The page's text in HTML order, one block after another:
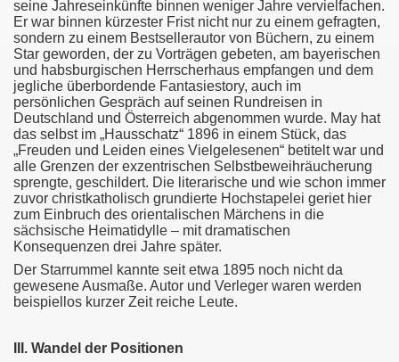
seine Jahreseinkünfte binnen weniger Jahre vervielfachen.
Er war binnen kürzester Frist nicht nur zu einem gefragten,
sondern zu einem Bestsellerautor von Büchern, zu einem
Star geworden, der zu Vorträgen gebeten, am bayerischen
und habsburgischen Herrscherhaus empfangen und dem
jegliche überbordende Fantasiestory, auch im
persönlichen Gespräch auf seinen Rundreisen in
Deutschland und Österreich abgenommen wurde. May hat
das selbst im „Hausschatz“ 1896 in einem Stück, das
„Freuden und Leiden eines Vielgelesenen“ betitelt war und
alle Grenzen der exzentrischen Selbstbeweihräucherung
sprengte, geschildert. Die literarische und wie schon immer
zuvor christkatholisch grundierte Hochstapelei geriet hier
zum Einbruch des orientalischen Märchens in die
sächsische Heimatidylle – mit dramatischen
Konsequenzen drei Jahre später.
Der Starrummel kannte seit etwa 1895 noch nicht da
gewesene Ausmaße. Autor und Verleger waren werden
beispiellos kurzer Zeit reiche Leute.
III. Wandel der Positionen